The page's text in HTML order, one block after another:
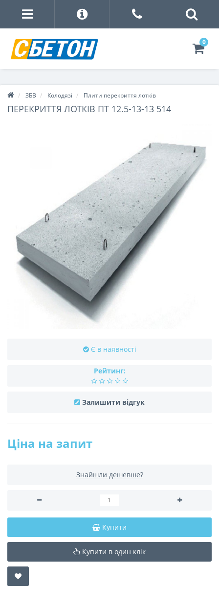
0
ЗБВ Колодязі Плити перекриття лотків
ПЕРЕКРИТТЯ ЛОТКІВ ПТ 12.5-13-13 514
Є в наявності
Рейтинг:
Залишити відгук
Ціна на запит
Знайшли дешевше?
Купити
Купити в один клік